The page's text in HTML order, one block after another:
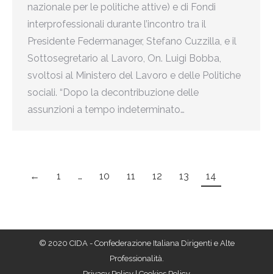
nazionale per le politiche attive) e di Fondi
interprofessionali durante l’incontro tra il
Presidente Federmanager, Stefano Cuzzilla, e il
Sottosegretario al Lavoro, On. Luigi Bobba,
svoltosi al Ministero del Lavoro e delle Politiche
sociali. “Dopo la decontribuzione delle
assunzioni a tempo indeterminato…
← 1 … 10 11 12 13 14
© 2020 CIDA - Confederazione Italiana Dirigenti e Alte
Professionalità.